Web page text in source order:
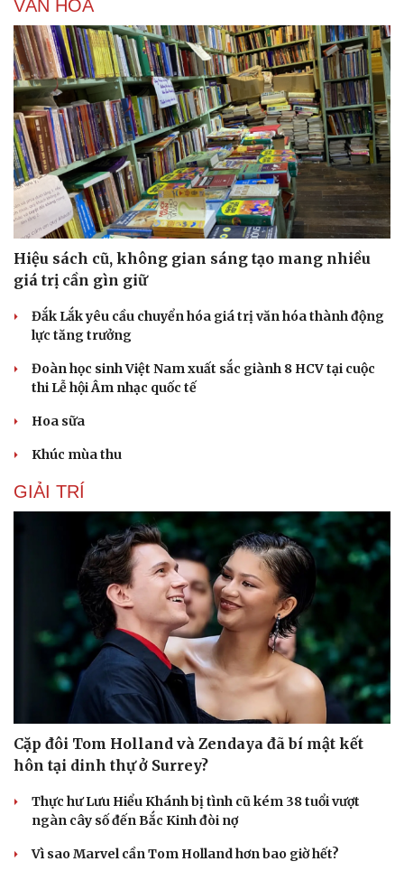
Tư vấn
Săn Tour
check-in
Podcast
Câu chuyện thời sự
Đọc truyện đêm khuya
Cửa sổ tình yêu
Kể chuyện cho bé
Hạt giống tâm hồn
VĂN HÓA
Hiệu sách cũ, không gian sáng tạo mang nhiều
giá trị cần gìn giữ
Đắk Lắk yêu cầu chuyển hóa giá trị văn hóa thành động
lực tăng trưởng
Đoàn học sinh Việt Nam xuất sắc giành 8 HCV tại cuộc
thi Lễ hội Âm nhạc quốc tế
Hoa sữa
Khúc mùa thu
GIẢI TRÍ
Cặp đôi Tom Holland và Zendaya đã bí mật kết
hôn tại dinh thự ở Surrey?
Thực hư Lưu Hiểu Khánh bị tình cũ kém 38 tuổi vượt
ngàn cây số đến Bắc Kinh đòi nợ
Vì sao Marvel cần Tom Holland hơn bao giờ hết?